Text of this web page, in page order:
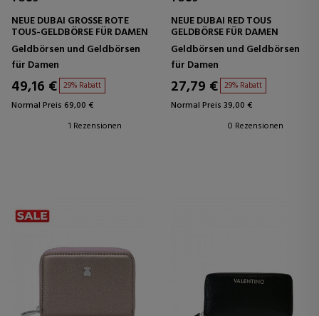
NEUE DUBAI GROSSE ROTE T
OUS-GELDBÖRSE FÜR DAMEN
Geldbörsen und Geldbörsen
für Damen
49,16 € 29% Rabatt
Normal Preis 69,00 €
1 Rezensionen
NEUE DUBAI RED TOUS
GELDBÖRSE FÜR DAMEN
Geldbörsen und Geldbörsen
für Damen
27,79 € 29% Rabatt
Normal Preis 39,00 €
0 Rezensionen